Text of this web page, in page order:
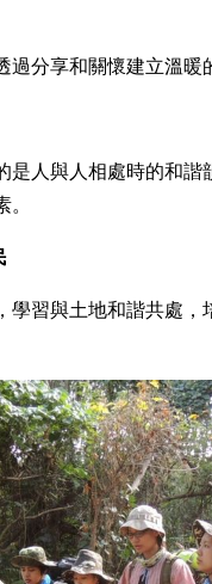
分享和關懷建立溫暖
是人與人相處時的和
習與土地和諧共處，